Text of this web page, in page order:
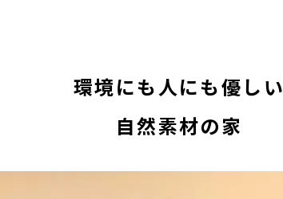
環境にも人にも優しい
自然素材の家